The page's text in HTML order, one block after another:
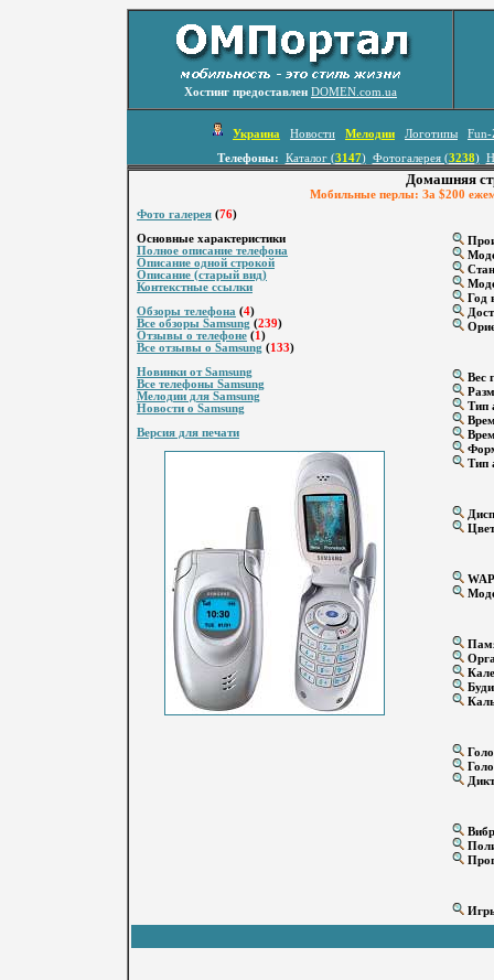
Хостинг предоставлен DOMEN.com.ua
Украина Новости Мелодии Логотипы
Fun-
Телефоны:
Каталог (3147) Фотогалерея (3238)
Домашняя
Мобильные перлы: За $200
Фото галерея (76)
Основные характеристики
Полное описание телефона
Описание одной строкой
Описание (старый вид)
Контекстные ссылки
Обзоры телефона (4)
Все обзоры Samsung (239)
Отзывы о телефоне (1 )
Все отзывы о Samsung (133)
Новинки от Samsung
Все телефоны Samsung
Мелодии для Samsung
Новости о Samsung
Версия для печати
Год
Вес
Тип
Тип
WAP